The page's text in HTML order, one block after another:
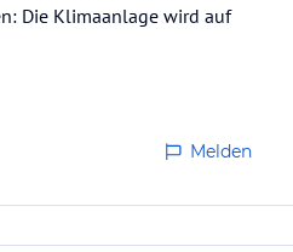
Die Klimaanlage wird auf
Melden